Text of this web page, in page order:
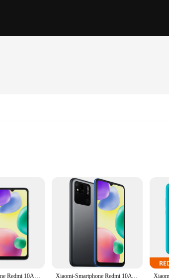
Helio G25 processor, this device ensures smooth
delivers a seamless user experience. The sleek,
setup and a 5MP front camera, allowing you to
documenting your travels or capturing a selfie, the
Xiaomi-Smartphone Redmi 10A, pantalla HD de 13MP, Helio 6,53 'G25 Octa Core, huella dactilar, 5000mAh, firma Global, usado Xiaomi-Smartphone Redmi 10A versión Global, teléfono inteligente Original de 2GB + 32GB/4GB + 128GB, MTK Helio G25, 6,53 pulgadas, 5000mAh, cámara de 13MP, carga rápida de 10W